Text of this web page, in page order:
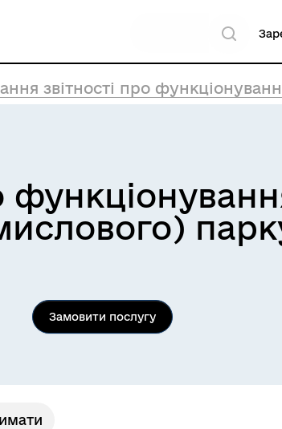
звітності про
Замовити послугу